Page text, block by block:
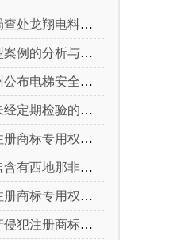
部非法销售电线电缆案
的分析与启示
安全领域典型案例
验的压力管道被查
标专用权被查
非的保健食品被查
标专用权被查
专用权的产品被查